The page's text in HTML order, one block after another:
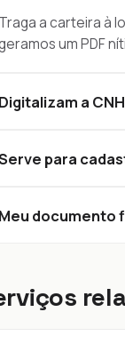
Traga a carteira à
um PDF
Digitalizam a
para
Meu documento